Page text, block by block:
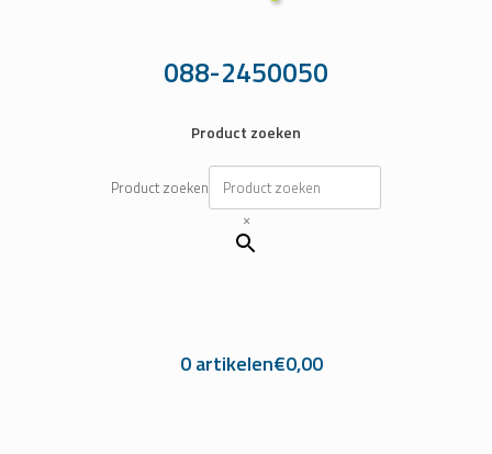
088-2450050
Product zoeken
Product zoeken
×
0 artikelen€0,00